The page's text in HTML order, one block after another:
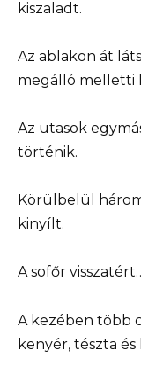
kiszaladt.
Az ablakon át
megálló melletti
Az utasok
történik.
Körülbelül
kinyílt.
A sofőr
A kezében több
kenyér, tészta és